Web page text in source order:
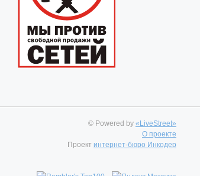
© Powered by «LiveStreet»
О проекте
Проект интернет-бюро Инкодер